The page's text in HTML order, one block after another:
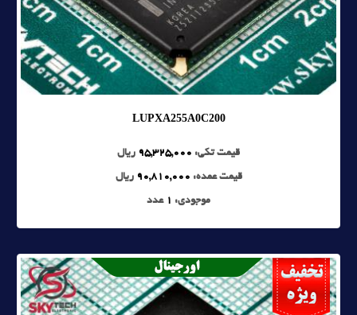
LUPXA255A0C200
قیمت تکی: 95,325,000 ریال
قیمت عمده: 90,810,000 ریال
موجودی: 1 عدد